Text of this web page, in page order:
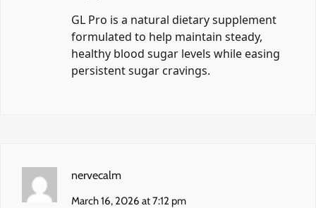
GL Pro is a natural dietary supplement
formulated to help maintain steady,
healthy blood sugar levels while easing
persistent sugar cravings.
nervecalm
March 16, 2026 at 7:12 pm